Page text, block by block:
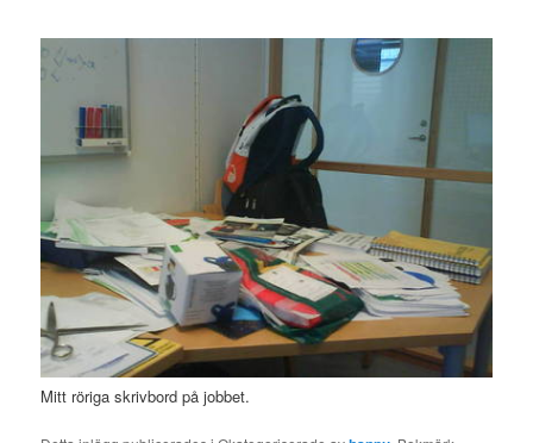
Mitt röriga skrivbord på jobbet.